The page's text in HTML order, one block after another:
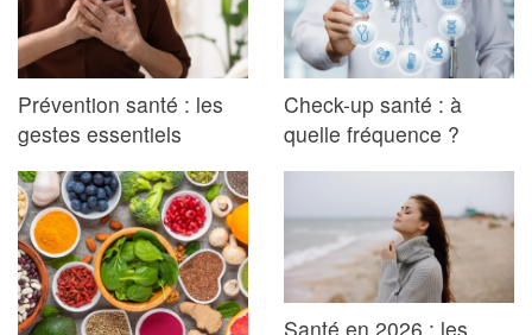
Prévention santé : les
gestes essentiels
Check-up santé : à
quelle fréquence ?
Santé en 2026 : les